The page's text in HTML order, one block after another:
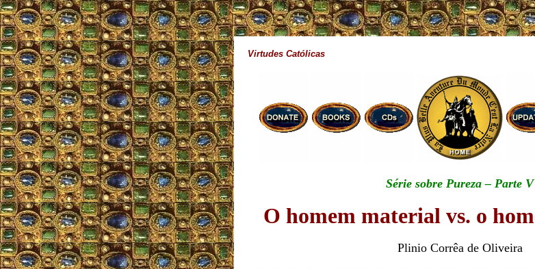
Virtudes Católicas
Série sobre Pureza – Parte V
O homem material vs. o
Plinio Corrêa de Oliveira